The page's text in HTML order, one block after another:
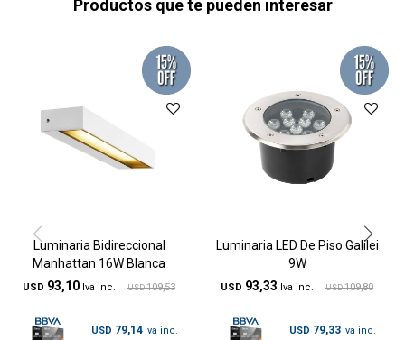
Productos que te pueden interesar
Luminaria Bidireccional
Manhattan 16W Blanca
USD 93,10 USD 109,53
USD 79,14
Luminaria LED De Piso Galilei
9W
USD 93,33 USD 109,80
USD 79,33